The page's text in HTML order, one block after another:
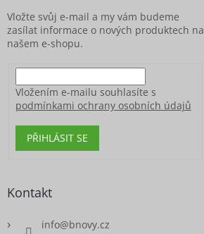
Vložte svůj e-mail a my vám budeme
zasílat informace o nových produktech na
našem e-shopu.
Vložením e-mailu souhlasíte s
podmínkami ochrany osobních údajů
PŘIHLÁSIT SE
Kontakt
info@bnovy.cz